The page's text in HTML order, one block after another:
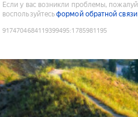
Если у вас возникли проблемы,
воспользуйтесьформой обратной связи
9174704684119399495:1785981195